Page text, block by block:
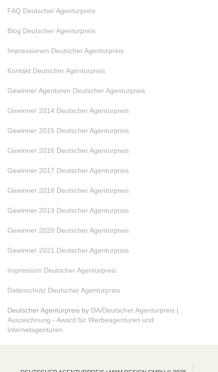
FAQ Deutscher Agenturpreis
Blog Deutscher Agenturpreis
Impressionen Deutscher Agenturpreis
Kontakt Deutscher Agenturpreis
Gewinner Agenturen Deutscher Agenturpreis
Gewinner 2014 Deutscher Agenturpreis
Gewinner 2015 Deutscher Agenturpreis
Gewinner 2016 Deutscher Agenturpreis
Gewinner 2017 Deutscher Agenturpreis
Gewinner 2018 Deutscher Agenturpreis
Gewinner 2019 Deutscher Agenturpreis
Gewinner 2020 Deutscher Agenturpreis
Gewinner 2021 Deutscher Agenturpreis
Impressum Deutscher Agenturpreis
Datenschutz Deutscher Agenturpreis
Deutscher Agenturpreis by DA/Deutscher Agenturpreis |
Auszeichnung - Award für Werbeagenturen und
Internetagenturen